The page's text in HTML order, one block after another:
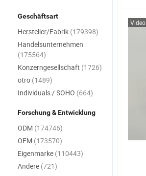
Video
Geschäftsart
Hersteller/Fabrik (179398)
Handelsunternehmen
(175564)
Konzerngesellschaft (1726)
otro (1489)
Individuals / SOHO (664)
Forschung & Entwicklung
ODM (174746)
OEM (173570)
Eigenmarke (110443)
Andere (721)